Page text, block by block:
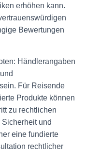
erhöhen kann.
Bewertungen
Händlerangaben
Für Reisende
Produkte können
zu rechtlichen
und
eine fundierte
rechtlicher